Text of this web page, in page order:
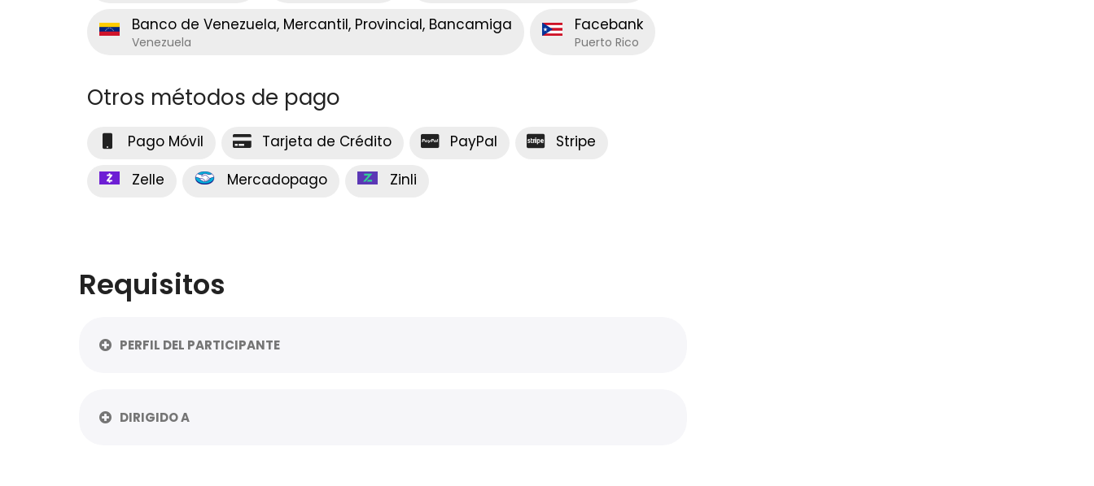
Banco de Venezuela, Mercantil, Provincial, Bancamiga
Venezuela
Facebank
Puerto Rico
Otros métodos de pago
Pago Móvil Tarjeta de Crédito PayPal
Stripe
Zelle
Mercadopago Zinli
Requisitos
PERFIL DEL PARTICIPANTE
DIRIGIDO A